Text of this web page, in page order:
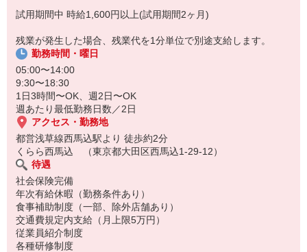
担当を分けて調理を進めますので、ブランクがある方もご安心下さ
試用期間中 時給1,600円以上(試用期間2ヶ月)
残業が発生した場合、残業代を1分単位で別途支給します。
勤務時間・曜日
05:00〜14:00
9:30〜18:30
1日3時間〜OK、週2日〜OK
週あたり最低勤務日数／2日
アクセス・勤務地
都営浅草線西馬込駅より 徒歩約2分
くらら西馬込 （東京都大田区西馬込1-29-12）
待遇
社会保険完備
年次有給休暇（勤務条件あり）
食事補助制度（一部、除外店舗あり）
交通費規定内支給（月上限5万円）
従業員紹介制度
各種研修制度